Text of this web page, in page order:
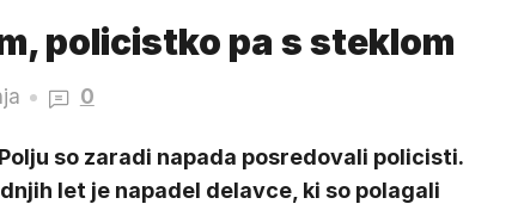
policistko pa s steklom
0
so zaradi napada posredovali policisti.
let je napadel delavce, ki so polagali